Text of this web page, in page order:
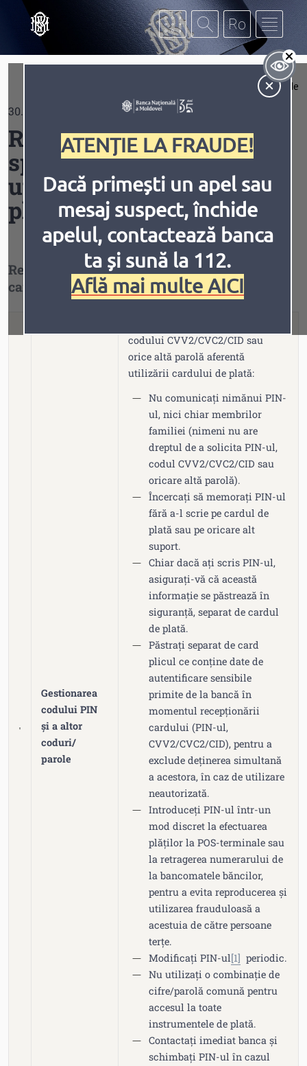
Mergi la conţinutul principal
Inversiune Animațiile
ATENȚIE LA FRAUDE!
Dacă primești un apel sau
mesaj suspect, închide
apelul, contactează banca
ta și sună la 112.
Află mai multe AICI
Extinde
30.10.2019
Recomandări pentru
sporirea siguranței în
utilizarea cardului de
plată
Recomandări pentru utilizarea sigură a
cardului de plată în mediul fizic
Gestionarea
codului PIN
și a altor
coduri/
parole
codului CVV2/CVC2/CID sau
orice altă parolă aferentă
utilizării cardului de plată:
Nu comunicați nimănui PIN-
ul, nici chiar membrilor
familiei (nimeni nu are
dreptul de a solicita PIN-ul,
codul CVV2/CVC2/CID sau
oricare altă parolă).
Încercați să memorați PIN-ul
fără a-l scrie pe cardul de
plată sau pe oricare alt
suport.
Chiar dacă ați scris PIN-ul,
asigurați-vă că această
informație se păstrează în
siguranță, separat de cardul
de plată.
Păstrați separat de card
plicul ce conține date de
autentificare sensibile
primite de la bancă în
momentul recepționării
cardului (PIN-ul,
CVV2/CVC2/CID), pentru a
exclude deținerea simultană
a acestora, în caz de utilizare
neautorizată.
Introduceți PIN-ul într-un
mod discret la efectuarea
plăților la POS-terminale sau
la retragerea numerarului de
la bancomatele băncilor,
pentru a evita reproducerea și
utilizarea frauduloasă a
acestuia de către persoane
terțe.
Modificați PIN-ul[1] periodic.
Nu utilizați o combinație de
cifre/parolă comună pentru
accesul la toate
instrumentele de plată.
Contactați imediat banca și
schimbați PIN-ul în cazul